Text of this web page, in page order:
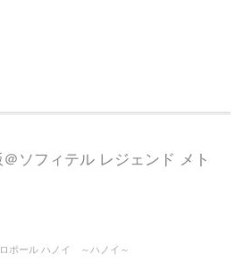
ソフィテル レジェンド メト
ロポール ハノイ ～ハノイ～